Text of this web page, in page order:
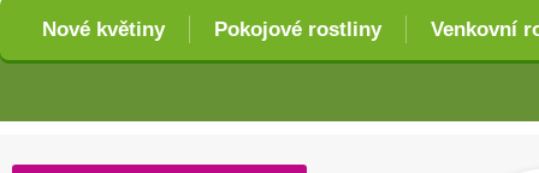
Nové květiny Pokojové rostliny Venkovní